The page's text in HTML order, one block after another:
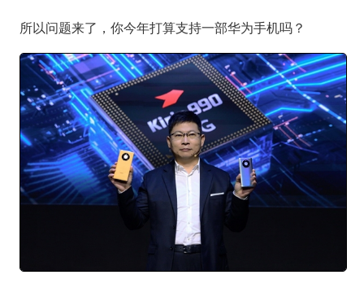
所以问题来了，你今年打算支持一部华为手机吗？